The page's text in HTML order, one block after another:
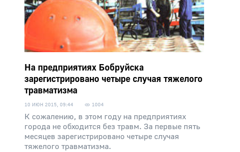
На предприятиях Бобруйска
зарегистрировано четыре случая тяжелого
травматизма
10 ИЮН 2015, 09:44 1004
К сожалению, в этом году на предприятиях
города не обходится без травм. За первые пять
месяцев зарегистрировано четыре случая
тяжелого травматизма.